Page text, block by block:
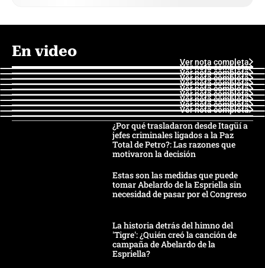
En video
Ver nota completa
Ver nota completa
Ver nota completa
Ver nota completa
Ver nota completa
Ver nota completa
Ver nota completa
Ver nota completa
Ver nota completa
Ver nota completa
¿Por qué trasladaron desde Itagüí a
jefes criminales ligados a la Paz
Total de Petro?: Las razones que
motivaron la decisión
Estas son las medidas que puede
tomar Abelardo de la Espriella sin
necesidad de pasar por el Congreso
La historia detrás del himno del
'Tigre': ¿Quién creó la canción de
campaña de Abelardo de la
Espriella?